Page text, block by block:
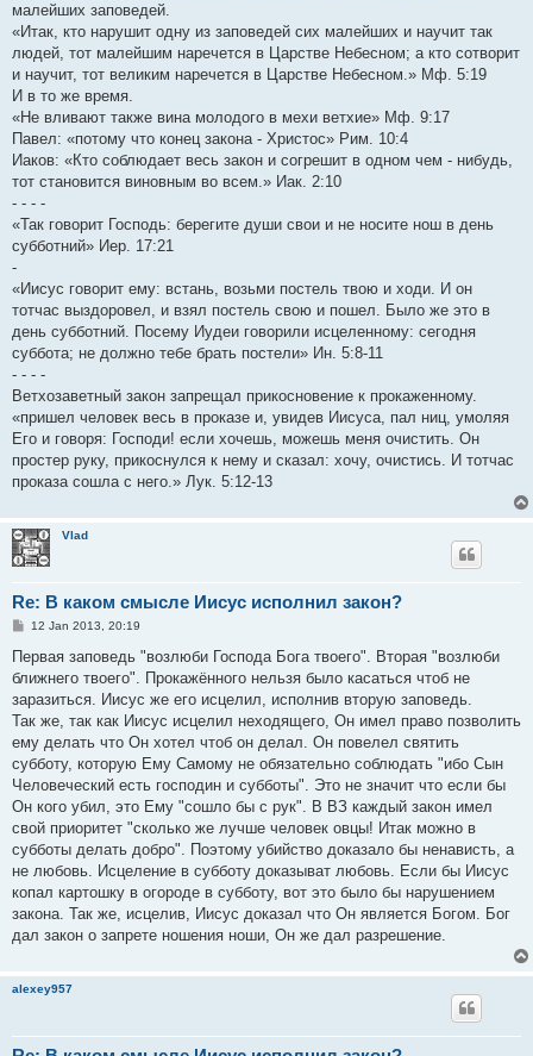
малейших заповедей.
«Итак, кто нарушит одну из заповедей сих малейших и научит так
людей, тот малейшим наречется в Царстве Небесном; а кто сотворит
и научит, тот великим наречется в Царстве Небесном.» Мф. 5:19
И в то же время.
«Не вливают также вина молодого в мехи ветхие» Мф. 9:17
Павел: «потому что конец закона - Христос» Рим. 10:4
Иаков: «Кто соблюдает весь закон и согрешит в одном чем - нибудь,
тот становится виновным во всем.» Иак. 2:10
- - - -
«Так говорит Господь: берегите души свои и не носите нош в день
субботний» Иер. 17:21
-
«Иисус говорит ему: встань, возьми постель твою и ходи. И он
тотчас выздоровел, и взял постель свою и пошел. Было же это в
день субботний. Посему Иудеи говорили исцеленному: сегодня
суббота; не должно тебе брать постели» Ин. 5:8-11
- - - -
Ветхозаветный закон запрещал прикосновение к прокаженному.
«пришел человек весь в проказе и, увидев Иисуса, пал ниц, умоляя
Его и говоря: Господи! если хочешь, можешь меня очистить. Он
простер руку, прикоснулся к нему и сказал: хочу, очистись. И тотчас
проказа сошла с него.» Лук. 5:12-13
Vlad
Re: В каком смысле Иисус исполнил закон?
P
s
12 Jan 2013, 20:19
Первая заповедь "возлюби Господа Бога твоего". Вторая "возлюби
ближнего твоего". Прокажённого нельзя было касаться чтоб не
заразиться. Иисус же его исцелил, исполнив вторую заповедь.
Так же, так как Иисус исцелил неходящего, Он имел право позволить
ему делать что Он хотел чтоб он делал. Он повелел святить
субботу, которую Ему Самому не обязательно соблюдать "ибо Сын
Человеческий есть господин и субботы". Это не значит что если бы
Он кого убил, это Ему "сошло бы с рук". В ВЗ каждый закон имел
свой приоритет "сколько же лучше человек овцы! Итак можно в
субботы делать добро". Поэтому убийство доказало бы ненависть, а
не любовь. Исцеление в субботу доказыват любовь. Если бы Иисус
копал картошку в огороде в субботу, вот это было бы нарушением
закона. Так же, исцелив, Иисус доказал что Он является Богом. Бог
дал закон о запрете ношения ноши, Он же дал разрешение.
alexey957